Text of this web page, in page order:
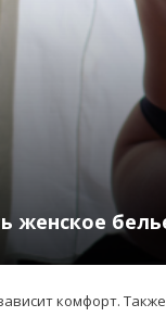
женское
комфорт.